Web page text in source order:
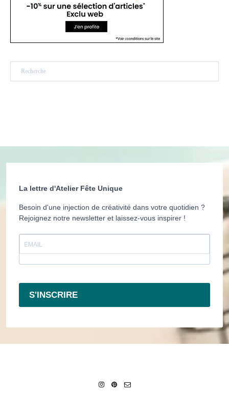
La lettre d'Atelier Fête Unique
Besoin d'une injection de créativité dans votre quotidien ?
Rejoignez notre newsletter et laissez-vous inspirer !
S'INSCRIRE